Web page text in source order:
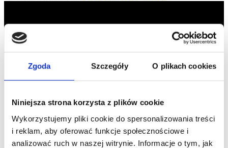
Zgoda Szczegóły O plikach cookies
Niniejsza strona korzysta z plików cookie
Wykorzystujemy pliki cookie do spersonalizowania treści
i reklam, aby oferować funkcje społecznościowe i
analizować ruch w naszej witrynie. Informacje o tym, jak
Profil facebook Czerwona
Profil instagram Czerwona
Szpilka
Profil tiktok Czerwona Szpilka
Profil youtube Czerwona
Szpilka